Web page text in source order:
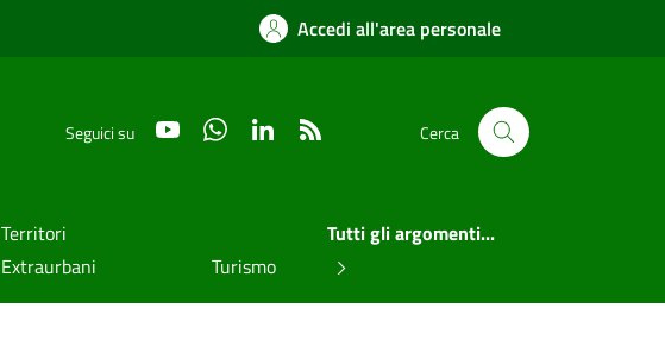
Accedi all'area personale
Seguici su YouTube WhatsAppLinkedIn Cerca
Territori
Extraurbani
Turismo
Tutti gli argomenti...